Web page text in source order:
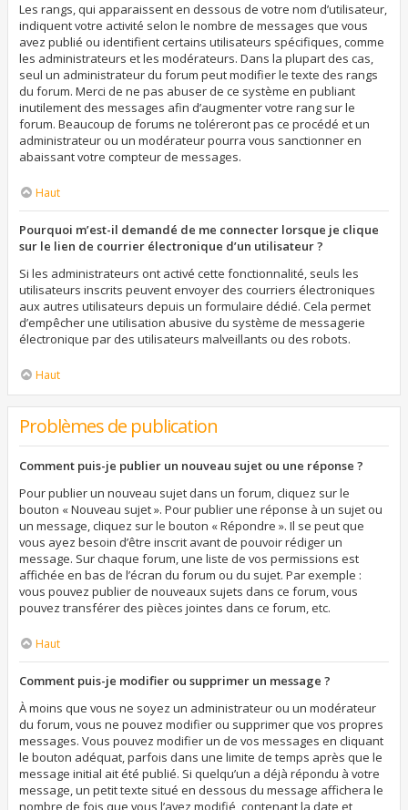
Les rangs, qui apparaissent en dessous de votre nom d’utilisateur,
indiquent votre activité selon le nombre de messages que vous
avez publié ou identifient certains utilisateurs spécifiques, comme
les administrateurs et les modérateurs. Dans la plupart des cas,
seul un administrateur du forum peut modifier le texte des rangs
du forum. Merci de ne pas abuser de ce système en publiant
inutilement des messages afin d’augmenter votre rang sur le
forum. Beaucoup de forums ne toléreront pas ce procédé et un
administrateur ou un modérateur pourra vous sanctionner en
abaissant votre compteur de messages.
Haut
Pourquoi m’est-il demandé de me connecter lorsque je clique
sur le lien de courrier électronique d’un utilisateur ?
Si les administrateurs ont activé cette fonctionnalité, seuls les
utilisateurs inscrits peuvent envoyer des courriers électroniques
aux autres utilisateurs depuis un formulaire dédié. Cela permet
d’empêcher une utilisation abusive du système de messagerie
électronique par des utilisateurs malveillants ou des robots.
Haut
Problèmes de publication
Comment puis-je publier un nouveau sujet ou une réponse ?
Pour publier un nouveau sujet dans un forum, cliquez sur le
bouton « Nouveau sujet ». Pour publier une réponse à un sujet ou
un message, cliquez sur le bouton « Répondre ». Il se peut que
vous ayez besoin d’être inscrit avant de pouvoir rédiger un
message. Sur chaque forum, une liste de vos permissions est
affichée en bas de l’écran du forum ou du sujet. Par exemple :
vous pouvez publier de nouveaux sujets dans ce forum, vous
pouvez transférer des pièces jointes dans ce forum, etc.
Haut
Comment puis-je modifier ou supprimer un message ?
À moins que vous ne soyez un administrateur ou un modérateur
du forum, vous ne pouvez modifier ou supprimer que vos propres
messages. Vous pouvez modifier un de vos messages en cliquant
le bouton adéquat, parfois dans une limite de temps après que le
message initial ait été publié. Si quelqu’un a déjà répondu à votre
message, un petit texte situé en dessous du message affichera le
nombre de fois que vous l’avez modifié, contenant la date et